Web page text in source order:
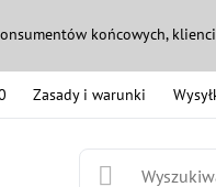
końcowych,
Zasady i warunki